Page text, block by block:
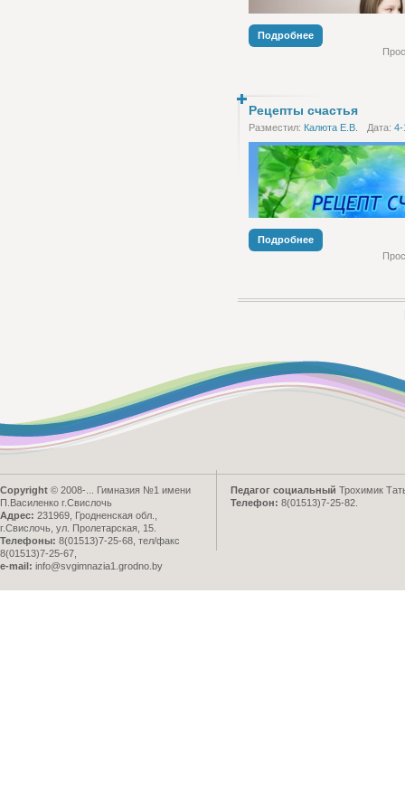
Как управлять своими
(cкачиваний: 8)
Подробнее
Рецепты счастья
Разместил: Калюта Е.В. Дата: 4-
Подробнее
Copyright © 2008-... Гимназия №1 имени
П.Василенко г.Свислочь
Адрес: 231969, Гродненская обл.,
г.Свислочь, ул. Пролетарская, 15.
Телефоны: 8(01513)7-25-68, тел/факс
8(01513)7-25-67,
e-mail: info@svgimnazia1.grodno.by
Педагог социальный Трохимик
Телефон: 8(01513)7-25-82.